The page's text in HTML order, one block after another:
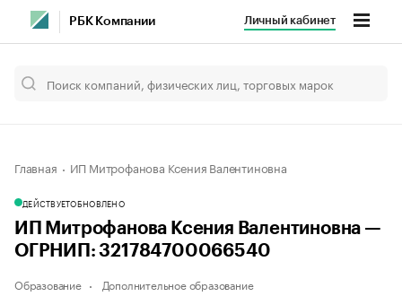
РБК Компании Личный кабинет
Главная ИП Митрофанова Ксения Валентиновна
ДЕЙСТВУЕТОБНОВЛЕНО
ИП Митрофанова Ксения Валентиновна —
ОГРНИП: 321784700066540
Образование Дополнительное образование